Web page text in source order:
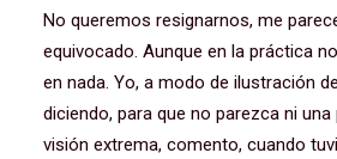
No queremos resignarnos, me
equivocado. Aunque en la práctica
en nada. Yo, a modo de ilustración
diciendo, para que no parezca ni
visión extrema, comento, cuando